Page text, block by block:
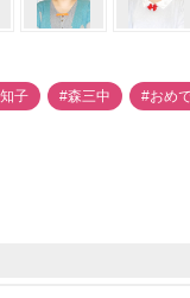
子 #森三中 #おめ